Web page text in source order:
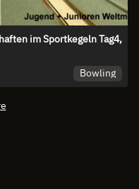
im Sportkegeln Tag4,
Bowling